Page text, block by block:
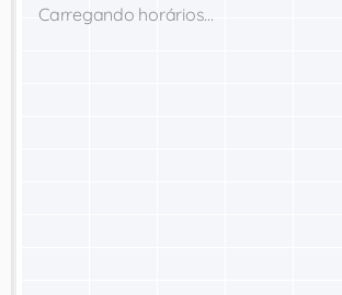
Carregando horários...